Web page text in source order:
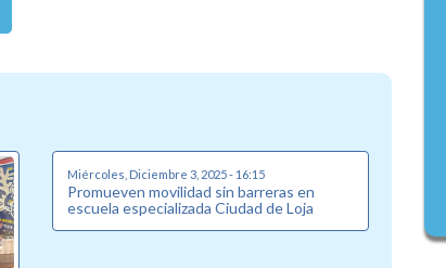
Miércoles, Diciembre 3, 2025 - 16:15
Promueven movilidad sin barreras en
escuela especializada Ciudad de Loja